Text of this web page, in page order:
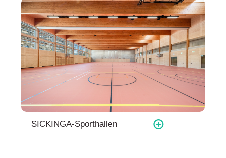
SICKINGA-Sporthallen